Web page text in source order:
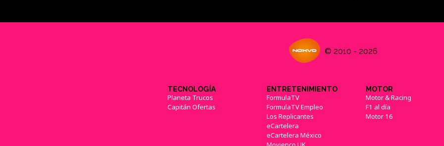
© 2010 - 2026
TECNOLOGÍA
Planeta Trucos
Capitán Ofertas
ENTRETENIMIENTO
FormulaTV
FormulaTV Empleo
Los Replicantes
eCartelera
eCartelera México
MOTOR
Motor & Racing
F1 al día
Motor 16